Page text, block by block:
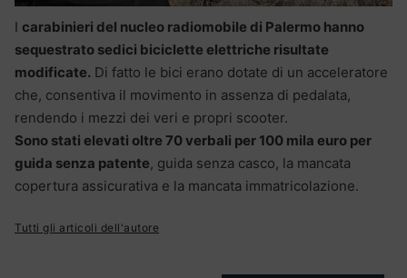
I carabinieri del nucleo radiomobile di Palermo hanno
sequestrato sedici biciclette elettriche risultate
modificate. Di fatto le bici erano dotate di un acceleratore
che, consentiva il movimento in assenza di pedalata,
rendendo i mezzi dei veri e propri scooter.
Sono stati elevati oltre 70 verbali per 100 mila euro per
guida senza patente, guida senza casco, la mancata
copertura assicurativa e la mancata immatricolazione.
Tutti gli articoli dell'autore